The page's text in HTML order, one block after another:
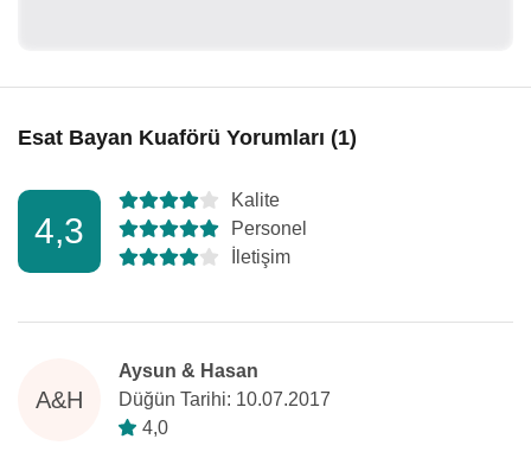
Esat Bayan Kuaförü Yorumları (1)
4,3
Kalite
Personel
İletişim
A&H
Aysun & Hasan
Düğün Tarihi: 10.07.2017
4,0